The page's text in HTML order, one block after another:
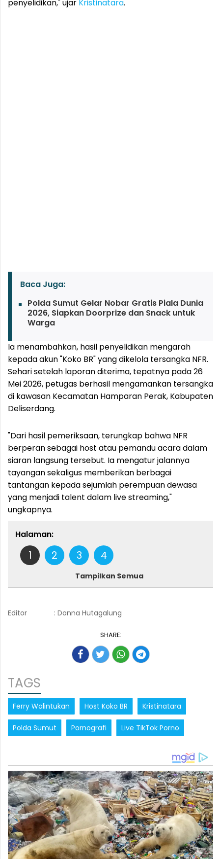
penyelidikan," ujar Kristinatara.
Baca Juga:
Polda Sumut Gelar Nobar Gratis Piala Dunia
2026, Siapkan Doorprize dan Snack untuk
Warga
Ia menambahkan, hasil penyelidikan mengarah
kepada akun "Koko BR" yang dikelola tersangka NFR.
Sehari setelah laporan diterima, tepatnya pada 26
Mei 2026, petugas berhasil mengamankan tersangka
di kawasan Kecamatan Hamparan Perak, Kabupaten
Deliserdang.
"Dari hasil pemeriksaan, terungkap bahwa NFR
berperan sebagai host atau pemandu acara dalam
siaran langsung tersebut. Ia mengatur jalannya
tayangan sekaligus memberikan berbagai
tantangan kepada sejumlah perempuan dewasa
yang menjadi talent dalam live streaming,"
ungkapnya.
Halaman:
1 2 3 4
Tampilkan Semua
Editor : Donna Hutagalung
SHARE:
TAGS
Ferry Walintukan Host Koko BR Kristinatara
Polda Sumut Pornografi Live TikTok Porno